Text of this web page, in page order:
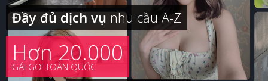
Đầy đủ dịch vụnhu cầu A-Z
Hơn 20.000
GÁI GỌI TOÀN QUỐC